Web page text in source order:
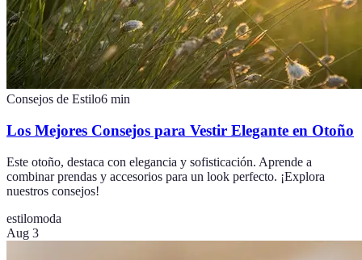
Consejos de Estilo6 min
Los Mejores Consejos para Vestir Elegante en Otoño
Este otoño, destaca con elegancia y sofisticación. Aprende a
combinar prendas y accesorios para un look perfecto. ¡Explora
nuestros consejos!
estilomoda
Aug 3